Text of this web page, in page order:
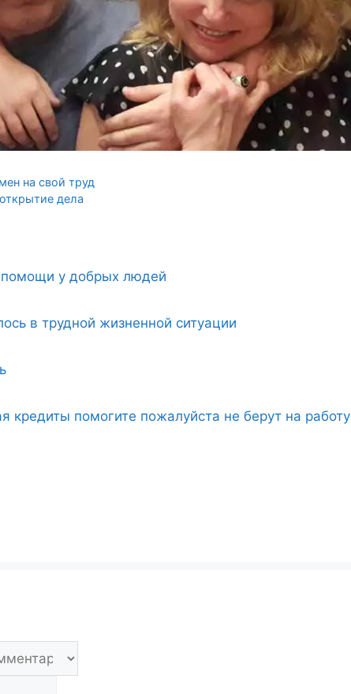
на свой труд
дела
помощи у добрых людей
в трудной жизненной ситуации
кредиты помогите пожалуйста не берут на работу